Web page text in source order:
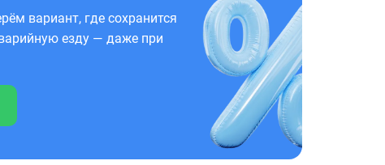
вариант, где сохранится
езду — даже при